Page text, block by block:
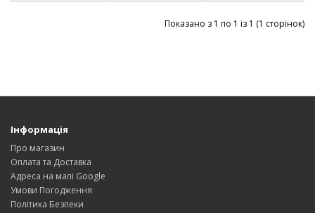
Показано з 1 по 1 із 1 (1 сторінок)
Інформація
Про магазин
Оплата та Доставка
Адреса на мапі Google
Умови Погодження
Політика Безпеки